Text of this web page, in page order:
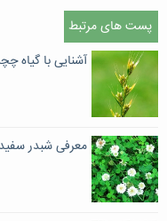
پست های مرتبط
آشنایی با گیاه
معرفی شبدر